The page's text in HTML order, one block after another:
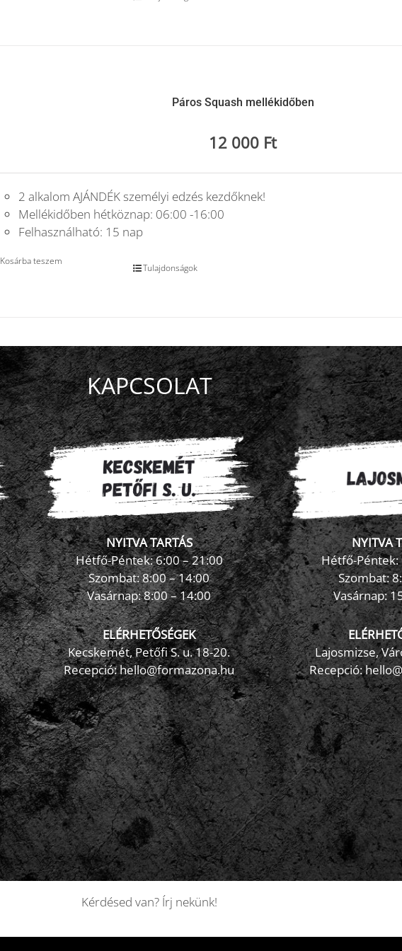
Páros Squash mellékidőben
12 000 Ft
2 alkalom AJÁNDÉK személyi edzés kezdőknek!
Mellékidőben hétköznap: 06:00 -16:00
Felhasználható: 15 nap
Kosárba teszem
Tulajdonságok
KAPCSOLAT
NYITVA TARTÁS
Hétfő-Péntek: 6:00 – 21:00
Szombat: 8:00 – 14:00
Vasárnap: 8:00 – 14:00
ELÉRHETŐSÉGEK
Kecskemét, Petőfi S. u. 18-20.
Recepció: hello@formazona.hu
NYITVA
Hétfő-Péntek:
Szombat:
Vasárnap:
Lajosmizse,
Recepció:
Kérdésed van? Írj nekünk!